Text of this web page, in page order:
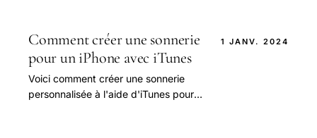
Comment créer une sonnerie
pour un iPhone avec iTunes
Voici comment créer une sonnerie
personnalisée à l'aide d'iTunes pour
1 JANV. 2024